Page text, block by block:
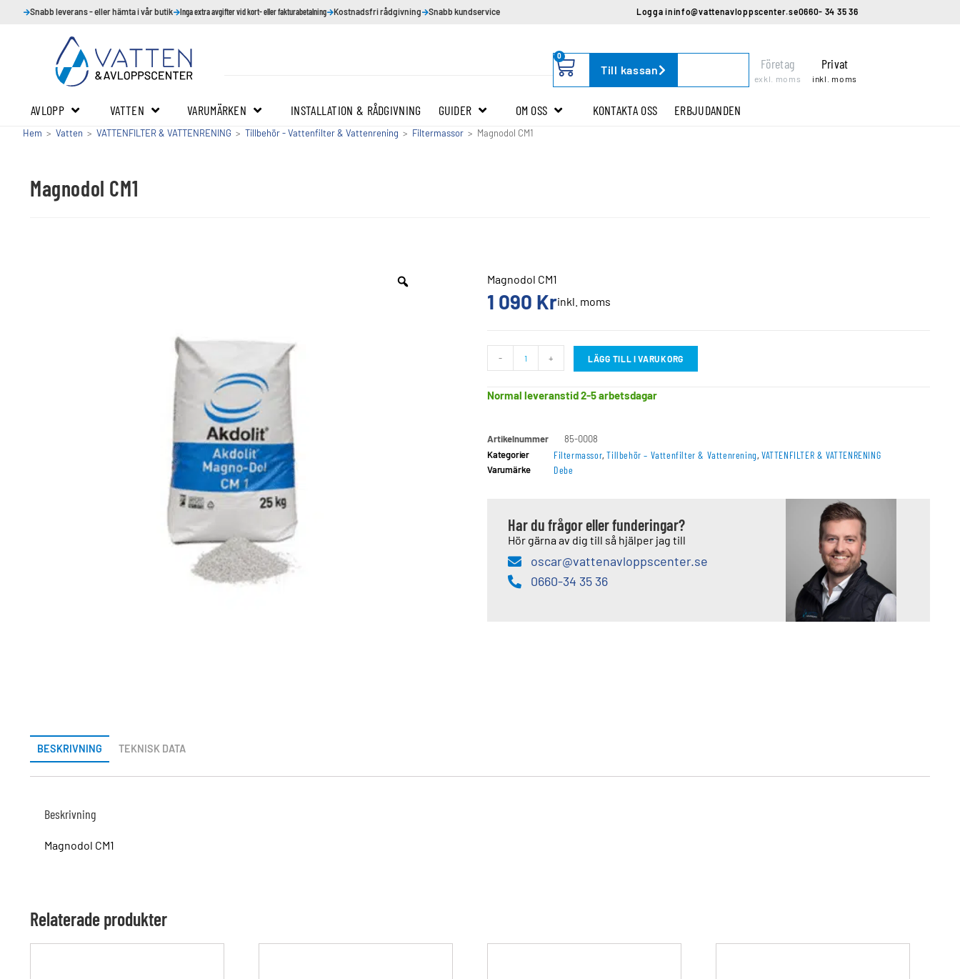
Snabb leverans - eller hämta i vår butik Inga extra avgifter vid kort- eller fakturabetalning Kostnadsfri rådgivning Snabb kundservice Logga ininfo@vattenavloppscenter.se0660- 34 35 36
0
Till kassan Företag
exkl. moms
Privat
inkl. moms
AVLOPP VATTEN VARUMÄRKEN INSTALLATION & RÅDGIVNING GUIDER OM OSS KONTAKTA OSS ERBJUDANDEN
Hem > Vatten > VATTENFILTER & VATTENRENING > Tillbehör - Vattenfilter & Vattenrening > Filtermassor > Magnodol CM1
Magnodol CM1
Magnodol CM1
1 090 Krinkl. moms
- + LÄGG TILL I VARUKORG
Normal leveranstid 2-5 arbetsdagar
Artikelnummer
85-0008
Kategorier
Filtermassor,Tillbehör – Vattenfilter & Vattenrening,VATTENFILTER & VATTENRENING
Varumärke Debe
Har du frågor eller funderingar?
Hör gärna av dig till så hjälper jag till
oscar@vattenavloppscenter.se
0660-34 35 36
BESKRIVNING TEKNISK DATA
Beskrivning
Magnodol CM1
Relaterade produkter